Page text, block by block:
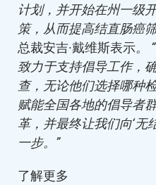
计划，并开始在州一级
策，从而提高结直肠癌
总裁安吉·戴维斯表示。
致力于支持倡导工作，
查，无论他们选择哪种
赋能全国各地的倡导者
革，并最终让我们向‘无
一步。”
了解更多